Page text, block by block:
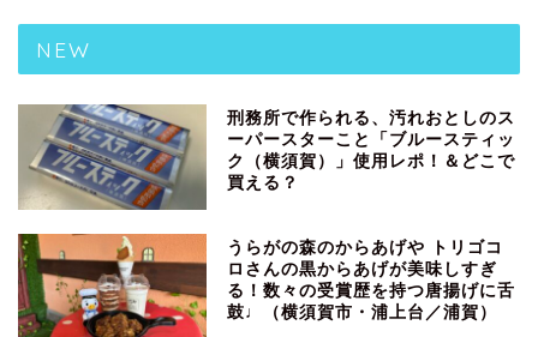
NEW
刑務所で作られる、汚れおとしのス
ーパースターこと「ブルースティッ
ク（横須賀）」使用レポ！＆どこで
買える？
うらがの森のからあげや トリゴコ
ロさんの黒からあげが美味しすぎ
る！数々の受賞歴を持つ唐揚げに舌
鼓♩（横須賀市・浦上台／浦賀）